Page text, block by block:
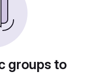
groups to